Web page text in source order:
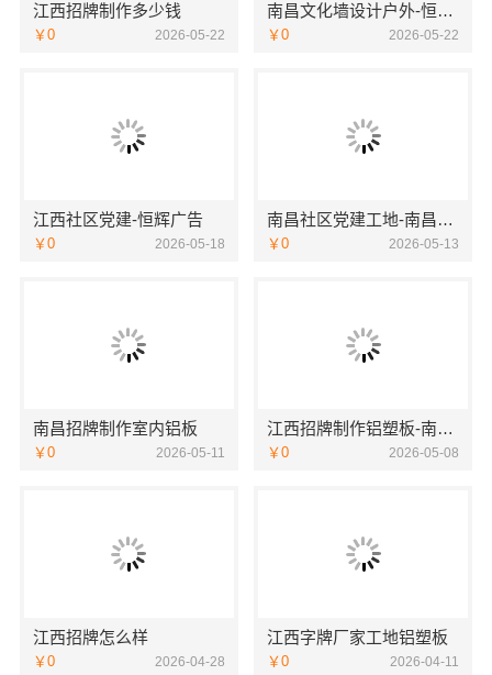
江西招牌制作多少钱
￥0 2026-05-22
南昌文化墙设计户外-恒辉广告
￥0 2026-05-22
江西社区党建-恒辉广告
￥0 2026-05-18
南昌社区党建工地-南昌恒辉广告
￥0 2026-05-13
南昌招牌制作室内铝板
￥0 2026-05-11
江西招牌制作铝塑板-南昌恒辉广告
￥0 2026-05-08
江西招牌怎么样
￥0 2026-04-28
江西字牌厂家工地铝塑板
￥0 2026-04-11